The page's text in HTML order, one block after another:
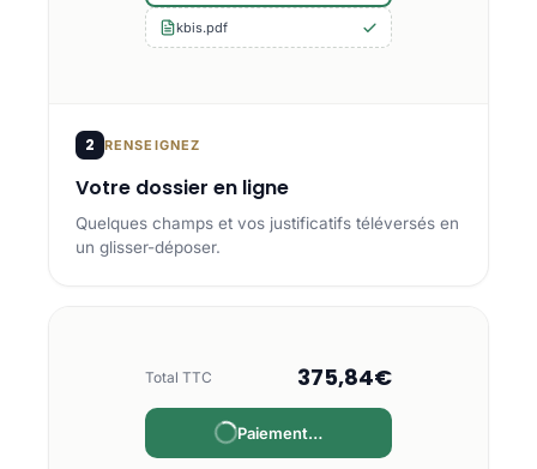
kbis.pdf
2 RENSEIGNEZ
Votre dossier en ligne
Quelques champs et vos justificatifs téléversés en
un glisser-déposer.
Total TTC 375,84€
Paiement…
Payé